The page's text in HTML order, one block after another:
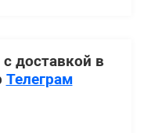
доставкой в
Телеграм